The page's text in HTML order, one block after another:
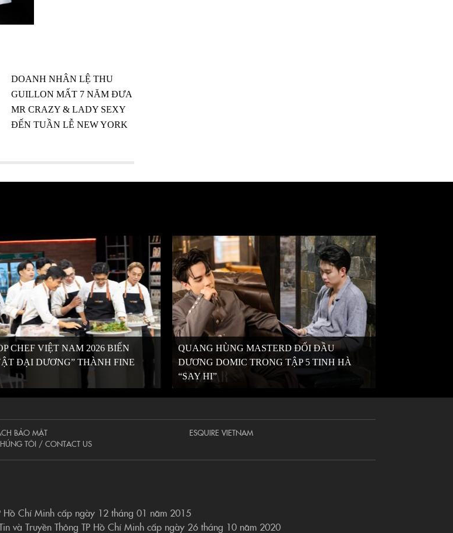
DOANH NHÂN LỆ THU
GUILLON MẤT 7 NĂM ĐƯA
MR CRAZY & LADY SEXY
ĐẾN TUẦN LỄ NEW YORK
CHEF VIỆT NAM 2026 BIẾN
ĐẠI DƯƠNG” THÀNH FINE
QUANG HÙNG MASTERD ĐỐI ĐẦU
DƯƠNG DOMIC TRONG TẬP 5 TINH HÀ
“SAY HI”
BẢO MẬT
TÔI / CONTACT US
ESQUIRE VIETNAM
Hồ Chí Minh cấp ngày 12 tháng 01 năm 2015
và Truyền Thông TP Hồ Chí Minh cấp ngày 26 tháng 10 năm 2020